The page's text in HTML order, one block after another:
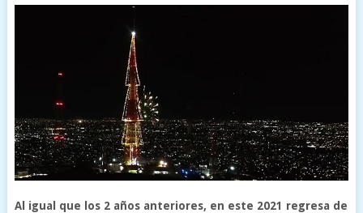
Al igual que los 2 años anteriores, en este 2021 regresa de